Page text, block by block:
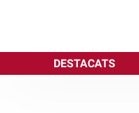
DESTACATS